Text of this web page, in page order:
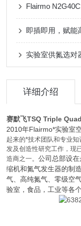
实验室供氮选对
详细介绍
赛默飞TSQ Triple
2010年Flairmo*实验室
起来的*技术团队和专业
发及创造性研究工作，现
造商之一。公司总部设
缩机和氮气发生器的制
气、高纯氮气、零级空
验室，食品，工业等各个